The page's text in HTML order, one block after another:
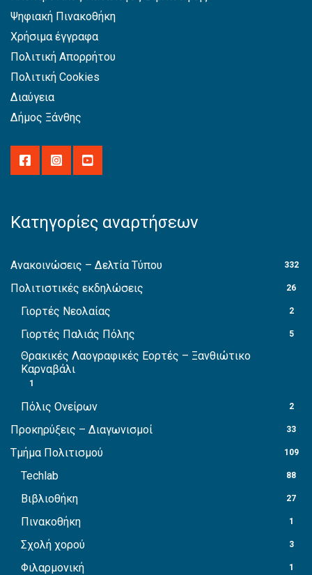
Ψηφιακή Πινακοθήκη
Χρήσιμα έγγραφα
Πολιτική Απορρήτου
Πολιτική Cookies
Διαύγεια
Δήμος Ξάνθης
Κατηγορίες αναρτήσεων
Ανακοινώσεις – Δελτία Τύπου 332
Πολιτιστικές εκδηλώσεις 26
Γιορτές Νεολαίας 2
Γιορτές Παλιάς Πόλης 5
Θρακικές Λαογραφικές Εορτές – Ξανθιώτικο
Καρναβάλι
1
Πόλις Ονείρων 2
Προκηρύξεις – Διαγωνισμοί 33
Τμήμα Πολιτισμού 109
Techlab 88
Βιβλιοθήκη 27
Πινακοθήκη 1
Σχολή χορού 3
Φιλαρμονική 1